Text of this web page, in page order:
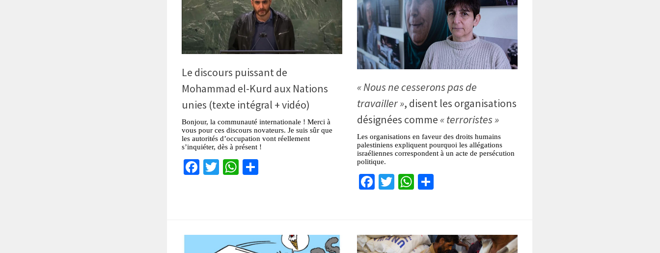
Le discours puissant de
Mohammad el-Kurd aux Nations
unies (texte intégral + vidéo)
Bonjour, la communauté internationale ! Merci à
vous pour ces discours novateurs. Je suis sûr que
les autorités d’occupation vont réellement
s’inquiéter, dès à présent !
Facebook
TwitterWhatsApp
« Nous ne cesserons pas de
travailler », disent les organisations
désignées comme « terroristes »
Les organisations en faveur des droits humains
palestiniens expliquent pourquoi les allégations
israéliennes correspondent à un acte de persécution
politique.
Facebook
TwitterWhatsApp